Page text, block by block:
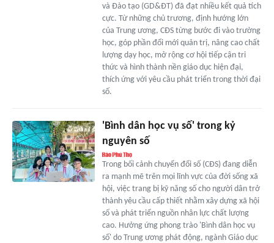
và Đào tạo (GD&ĐT) đã đạt nhiều kết quả tích
cực. Từ những chủ trương, định hướng lớn
của Trung ương, CĐS từng bước đi vào trường
học, góp phần đổi mới quản trị, nâng cao chất
lượng dạy học, mở rộng cơ hội tiếp cận tri
thức và hình thành nền giáo dục hiện đại,
thích ứng với yêu cầu phát triển trong thời đại
số.
'Bình dân học vụ số' trong kỷ
nguyên số
Trong bối cảnh chuyển đổi số (CĐS) đang diễn
ra mạnh mẽ trên mọi lĩnh vực của đời sống xã
hội, việc trang bị kỹ năng số cho người dân trở
thành yêu cầu cấp thiết nhằm xây dựng xã hội
số và phát triển nguồn nhân lực chất lượng
cao. Hưởng ứng phong trào 'Bình dân học vụ
số' do Trung ương phát động, ngành Giáo dục